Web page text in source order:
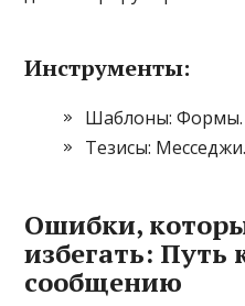
Инструменты:
Шаблоны: Формы.
Тезисы: Месседжи.
Ошибки,
избегать:
сообщению